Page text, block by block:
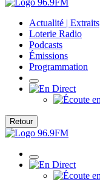
Actualité | Extraits
Loterie Radio
Podcasts
Émissions
Programmation
Retour